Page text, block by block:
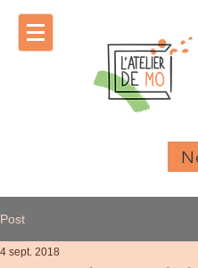
Post
4 sept. 2018